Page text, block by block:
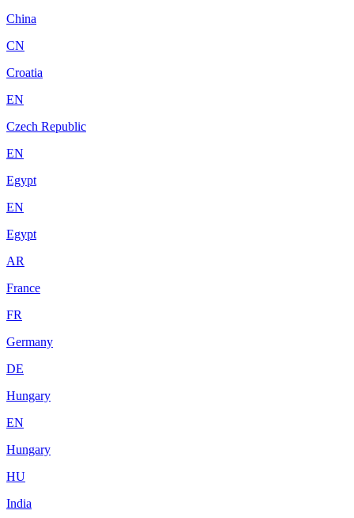
China
CN
Croatia
EN
Czech Republic
EN
Egypt
EN
Egypt
AR
France
FR
Germany
DE
Hungary
EN
Hungary
HU
India